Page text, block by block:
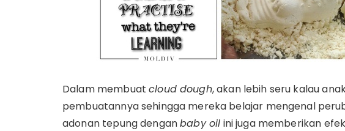
Dalam membuatcloud dough, akan lebih seru kalau
pembuatannya sehingga mereka belajar mengenal
adonan tepung denganbaby oil ini juga memberikan